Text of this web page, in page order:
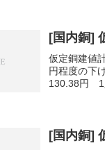
[国内銅]
仮定銅建値
円程度の下
130.38円 1
[国内銅]